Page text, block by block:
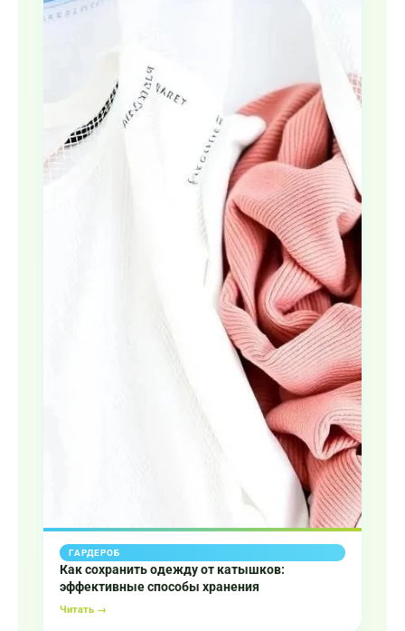
ГАРДЕРОБ
Как сохранить одежду от катышков:
эффективные способы хранения
Читать →